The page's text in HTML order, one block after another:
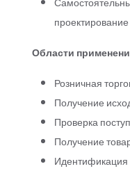
Области
Розничная
Получение
Проверка
Получение
Идентификация